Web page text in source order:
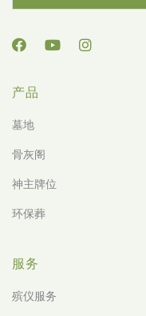
产品
墓地
骨灰阁
神主牌位
环保葬
服务
殡仪服务